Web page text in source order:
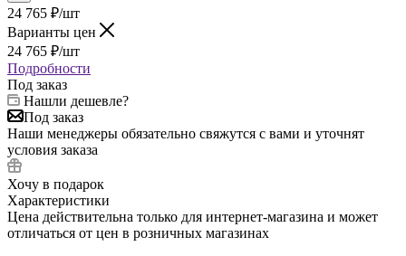
24 765 ₽/шт
Варианты цен
24 765 ₽/шт
Подробности
Под заказ
Нашли дешевле?
Под заказ
Наши менеджеры обязательно свяжутся с вами и уточнят
условия заказа
Хочу в подарок
Характеристики
Цена действительна только для интернет-магазина и может
отличаться от цен в розничных магазинах